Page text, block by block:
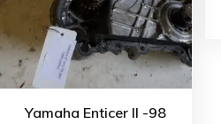
Yamaha Enticer II -98